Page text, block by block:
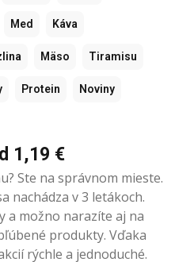
Med Káva
Mäso Tiramisu
Protein Noviny
1,19 €
Ste na správnom mieste.
nachádza v 3 letákoch.
a možno narazíte aj na
produkty. Vďaka
rýchle a jednoduché.